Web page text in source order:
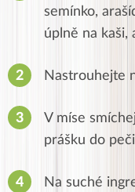
semínko,
úplně na kaši,
Nastrouhejte
V míse
prášku do
Na suché